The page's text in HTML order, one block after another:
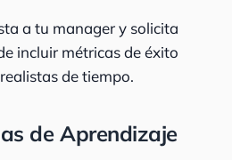
a tu manager y solicita
incluir métricas de éxito
de tiempo.
de Aprendizaje